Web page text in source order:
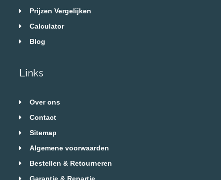
Prijzen Vergelijken
Calculator
Blog
Links
Over ons
Contact
Sitemap
Algemene voorwaarden
Bestellen & Retourneren